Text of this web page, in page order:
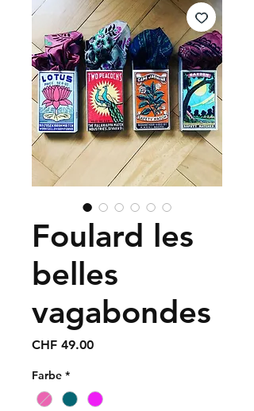
Foulard les
belles
vagabondes
CHF 49.00Preis
Farbe *